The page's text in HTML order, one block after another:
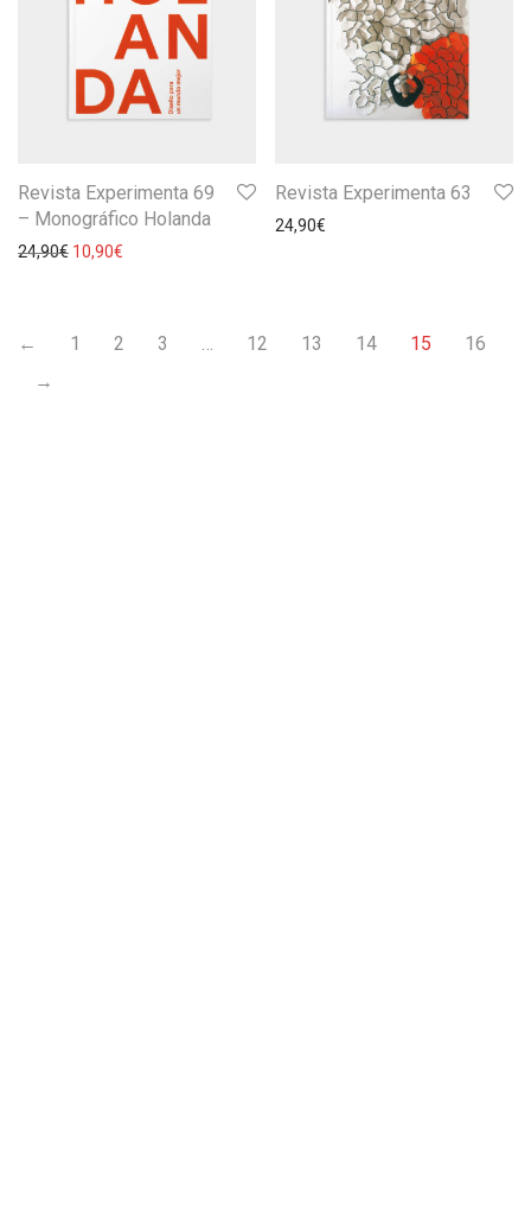
Revista Experimenta 69
– Monográfico Holanda
24,90€ 10,90€
Revista Experimenta 63
24,90€
← 1 2 3 12 13 14 15
16
→